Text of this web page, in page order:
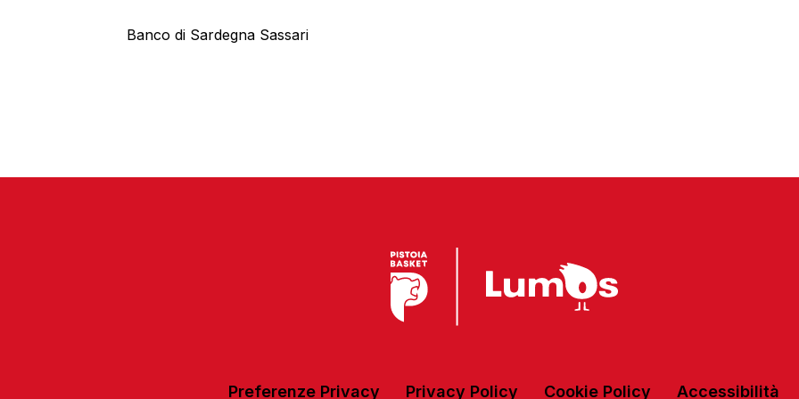
Banco di Sardegna Sassari
Preferenze Privacy Privacy Policy Cookie Policy Accessibilità